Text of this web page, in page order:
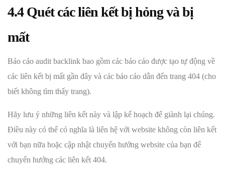
4.4 Quét các liên kết bị hỏng và bị
mất
Báo cáo audit backlink bao gồm các báo cáo được tạo tự động về
các liên kết bị mất gần đây và các báo cáo dẫn đến trang 404 (cho
biết không tìm thấy trang).
Hãy lưu ý những liên kết này và lập kế hoạch để giành lại chúng.
Điều này có thể có nghĩa là liên hệ với website không còn liên kết
với bạn nữa hoặc cập nhật chuyển hướng website của bạn để
chuyển hướng các liên kết 404.